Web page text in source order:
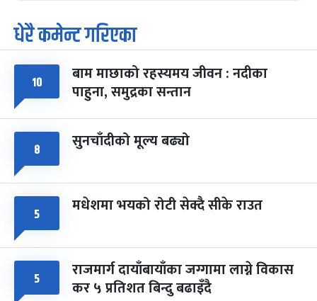
७
आइत
पूर्णिमा व्रत
चैत्र ७, २०८३-Mar 21, 2027
८ फागुपूर्णिमा
चैत्र ८, २०८३-Mar 22, 2027
७ महिना बाँकी
धेरै कमेन्ट गरिएका
१० बाम माछाको रहस्यमय जीवन : नदीका
पाहुना, समुद्रका सन्तान
८ सुनचाँदीको मूल्य बढ्यो
५ मधेशमा भयको रोटी सेक्दै सीके राउत
५ राजमार्ग दायाँबायाँका जग्गामा लाग्ने विकास
कर ५ प्रतिशत बिन्दु बढाइँदै